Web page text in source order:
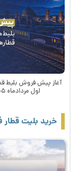
آغاز پیش فروش بلیط
اول مردادماه ۱۴۰۵
خرید بلیت